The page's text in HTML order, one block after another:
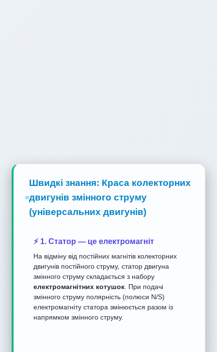
Швидкі знання: Краса колекторних
двигунів змінного струму
(універсальних двигунів)
⚡ 1. Статор — це електромагніт
На відміну від постійних магнітів колекторних
двигунів постійного струму, статор двигуна
змінного струму складається з набору
електромагнітних котушок . При подачі
змінного струму полярність (полюси N/S)
електромагніту статора змінюється разом із
напрямком змінного струму.